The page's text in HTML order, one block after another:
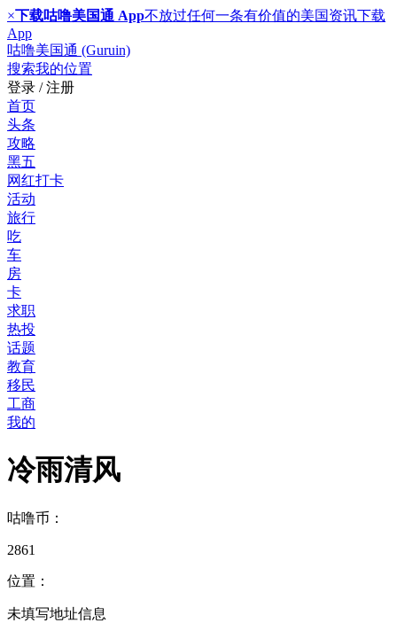
×下载咕噜美国通 App不放过任何一条有价值的美国资讯下载
App
咕噜美国通 (Guruin)
搜索我的位置
登录 / 注册
首页
头条
攻略
黑五
网红打卡
活动
旅行
吃
车
房
卡
求职
热投
话题
教育
移民
工商
我的
冷雨清风
咕噜币：
2861
位置：
未填写地址信息